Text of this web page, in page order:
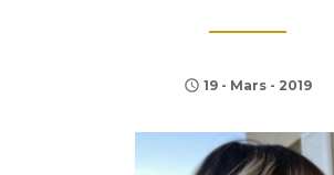
 19 - Mars - 2019